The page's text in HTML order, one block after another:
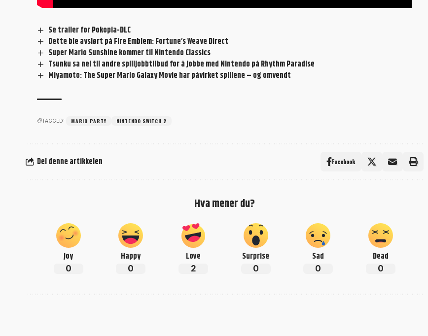
Se trailer for Pokopia-DLC
Dette ble avslørt på Fire Emblem: Fortune’s Weave Direct
Super Mario Sunshine kommer til Nintendo Classics
Tsunku sa nei til andre spilljobbtilbud for å jobbe med Nintendo på Rhythm Paradise
Miyamoto: The Super Mario Galaxy Movie har påvirket spillene – og omvendt
TAGGED: MARIO PARTY NINTENDO SWITCH 2
Del denne artikkelen Facebook
Hva mener du?
Joy
0
Happy
0
Love
2
Surprise
0
Sad
0
Dead
0